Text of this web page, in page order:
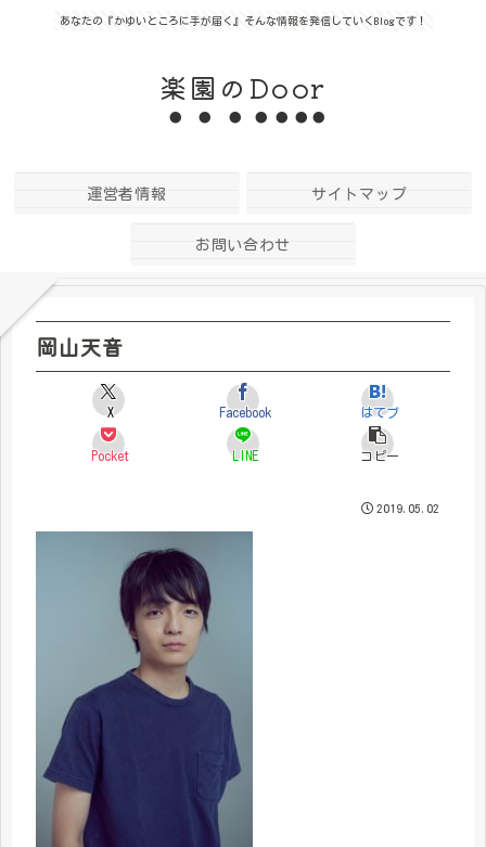
あなたの『かゆいところに手が届く』そんな情報を発信していくBlogです！
楽園のDoor
運営者情報 サイトマップ
お問い合わせ
岡山天音
X Facebook はてブ
Pocket LINE コピー
2019.05.02